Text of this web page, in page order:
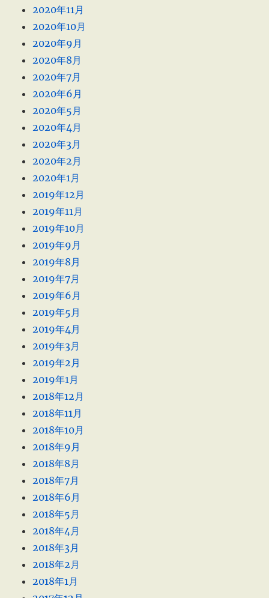
2020年11月
2020年10月
2020年9月
2020年8月
2020年7月
2020年6月
2020年5月
2020年4月
2020年3月
2020年2月
2020年1月
2019年12月
2019年11月
2019年10月
2019年9月
2019年8月
2019年7月
2019年6月
2019年5月
2019年4月
2019年3月
2019年2月
2019年1月
2018年12月
2018年11月
2018年10月
2018年9月
2018年8月
2018年7月
2018年6月
2018年5月
2018年4月
2018年3月
2018年2月
2018年1月